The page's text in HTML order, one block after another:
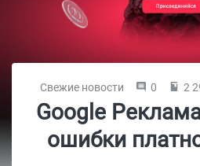
Свежие новости 0 2
Google
ошибки